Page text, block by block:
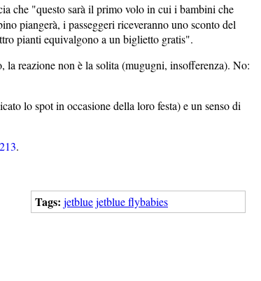
che "questo sarà il primo volo in cui i bambini che
piangerà, i passeggeri riceveranno uno sconto del
pianti equivalgono a un biglietto gratis".
reazione non è la solita (mugugni, insofferenza). No:
lo spot in occasione della loro festa) e un senso di
.
Tags: jetbluejetblue flybabies